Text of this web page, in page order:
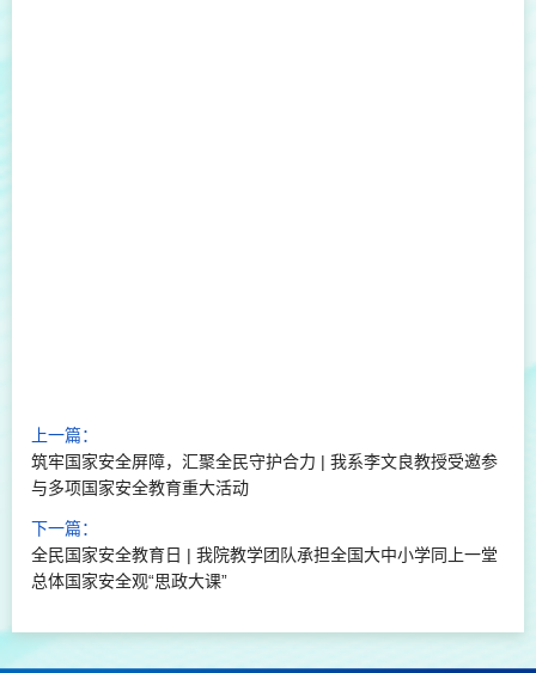
上一篇：
筑牢国家安全屏障，汇聚全民守护合力 | 我系李文良教授受邀参
与多项国家安全教育重大活动
下一篇：
全民国家安全教育日 | 我院教学团队承担全国大中小学同上一堂
总体国家安全观“思政大课”